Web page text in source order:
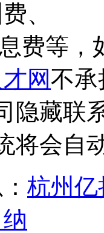
、
费等，
网不承
隐藏联
将会自
杭州